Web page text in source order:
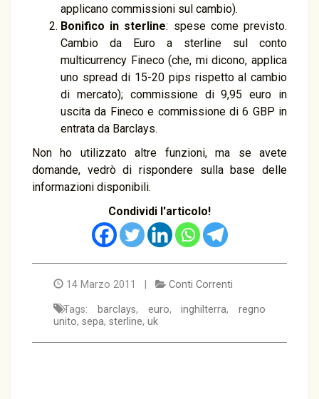
applicano commissioni sul cambio).
Bonifico in sterline: spese come previsto.
Cambio da Euro a sterline sul conto
multicurrency Fineco (che, mi dicono, applica
uno spread di 15-20 pips rispetto al cambio
di mercato); commissione di 9,95 euro in
uscita da Fineco e commissione di 6 GBP in
entrata da Barclays.
Non ho utilizzato altre funzioni, ma se avete
domande, vedrò di rispondere sulla base delle
informazioni disponibili.
Condividi l'articolo!
14 Marzo 2011 | Conti Correnti
Tags: barclays, euro,inghilterra, regno
unito, sepa, sterline, uk